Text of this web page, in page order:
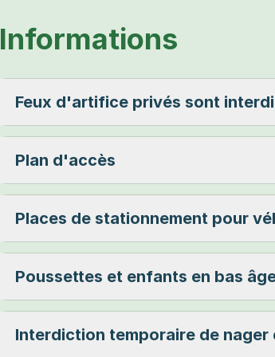
Informations
Feux d'artifice privés sont
Plan d'accès
Places de stationnement pour
Poussettes et enfants en bas
Interdiction temporaire de nager